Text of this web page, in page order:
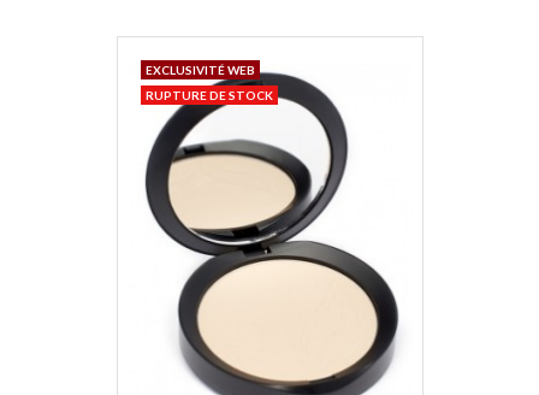
EXCLUSIVITÉ WEB
RUPTURE DE STOCK